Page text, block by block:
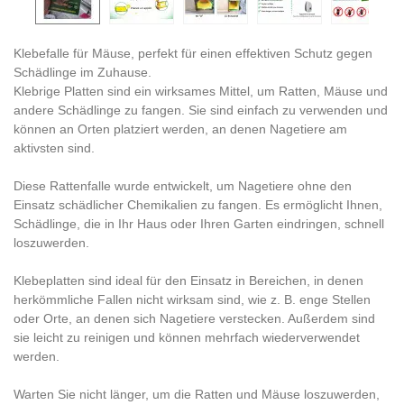
Klebefalle für Mäuse, perfekt für einen effektiven Schutz gegen
Schädlinge im Zuhause.
Klebrige Platten sind ein wirksames Mittel, um Ratten, Mäuse und
andere Schädlinge zu fangen. Sie sind einfach zu verwenden und
können an Orten platziert werden, an denen Nagetiere am
aktivsten sind.
Diese Rattenfalle wurde entwickelt, um Nagetiere ohne den
Einsatz schädlicher Chemikalien zu fangen. Es ermöglicht Ihnen,
Schädlinge, die in Ihr Haus oder Ihren Garten eindringen, schnell
loszuwerden.
Klebeplatten sind ideal für den Einsatz in Bereichen, in denen
herkömmliche Fallen nicht wirksam sind, wie z. B. enge Stellen
oder Orte, an denen sich Nagetiere verstecken. Außerdem sind
sie leicht zu reinigen und können mehrfach wiederverwendet
werden.
Warten Sie nicht länger, um die Ratten und Mäuse loszuwerden,